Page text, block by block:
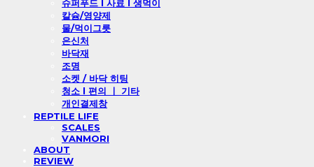
슈퍼푸드 l 사료 l 생먹이
칼슘/영양제
물/먹이그릇
은신처
바닥재
조명
소켓 / 바닥 히팅
청소 l 편의 ㅣ 기타
개인결제창
REPTILE LIFE
SCALES
VANMORI
ABOUT
REVIEW